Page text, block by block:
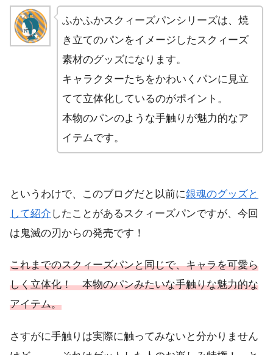
ふかふかスクィーズパンシリーズは、焼
き立てのパンをイメージしたスクィーズ
素材のグッズになります。
キャラクターたちをかわいくパンに見立
てて立体化しているのがポイント。
本物のパンのような手触りが魅力的なア
イテムです。
というわけで、このブログだと以前に銀魂のグッズと
して紹介 したことがあるスクィーズパンですが、今回
は鬼滅の刃からの発売です！
これまでのスクィーズパンと同じで、キャラを可愛ら
しく立体化！ 本物のパンみたいな手触りな魅力的な
アイテム。
さすがに手触りは実際に触ってみないと分かりません